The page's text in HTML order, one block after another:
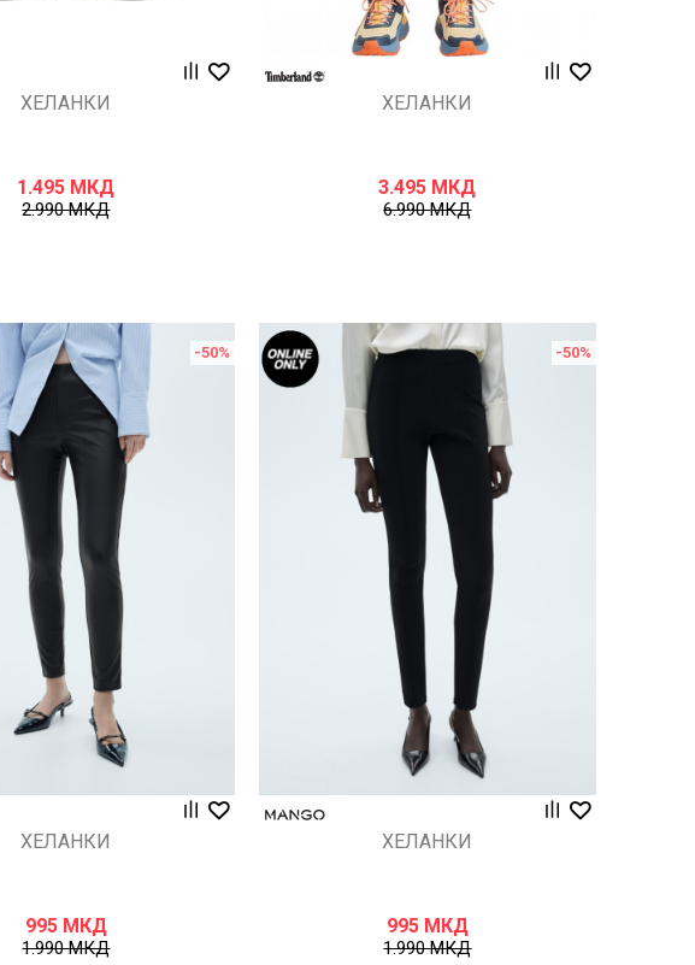
ХЕЛАНКИ
1.495 МКД
2.990МКД
ХЕЛАНКИ
3.495 МКД
6.990МКД
Uporedi
-50%
ХЕЛАНКИ
995 МКД
1.990МКД
Uporedi
-50%
ХЕЛАНКИ
995 МКД
1.990МКД